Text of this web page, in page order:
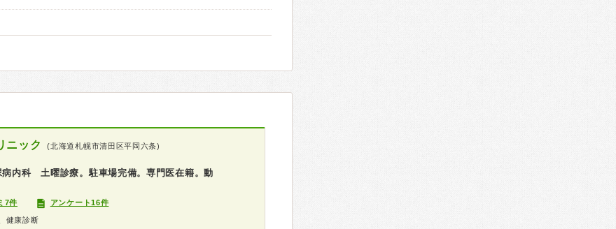
ニック (北海道札幌市清田区平岡六条)
内科 土曜診療。駐車場完備。専門医在籍。動
7件 アンケート16件
健康診断